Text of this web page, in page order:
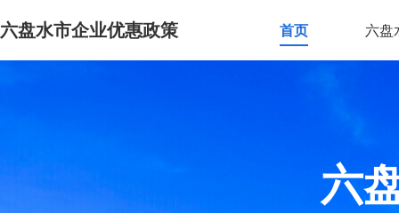
六盘水市企业优惠政策 首页 六盘
六